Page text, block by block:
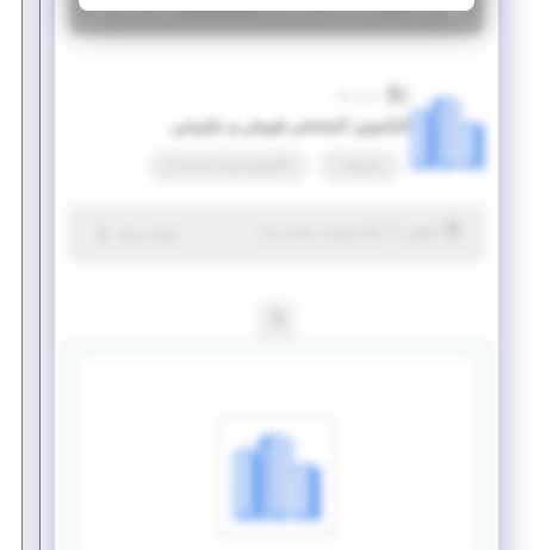
اصفهان |۴ سال پیش | منقضی شده جزئیات بیشتر
کارآموزی کارشناس فروش و بازاریابی